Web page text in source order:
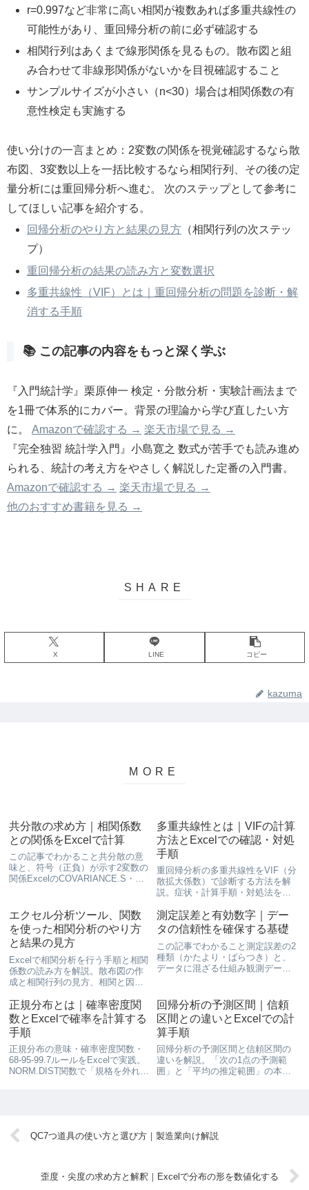
r=0.997など非常に高い相関が複数あれば多重共線性の
可能性があり、重回帰分析の前に必ず確認する
相関行列はあくまで線形関係を見るもの。散布図と組
み合わせて非線形関係がないかを目視確認すること
サンプルサイズが小さい（n<30）場合は相関係数の有
意性検定も実施する
使い分けの一言まとめ：2変数の関係を視覚確認するなら散
布図、3変数以上を一括比較するなら相関行列、その後の定
量分析には重回帰分析へ進む。 次のステップとして参考に
してほしい記事を紹介する。
回帰分析のやり方と結果の見方 （相関行列の次ステッ
プ）
重回帰分析の結果の読み方と変数選択
多重共線性（VIF）とは｜重回帰分析の問題を診断・解
消する手順
📚 この記事の内容をもっと深く学ぶ
『入門統計学』栗原伸一 検定・分散分析・実験計画法まで
を1冊で体系的にカバー。背景の理論から学び直したい方
に。
Amazonで確認する → 楽天市場で見る →
『完全独習 統計学入門』小島寛之 数式が苦手でも読み進め
られる、統計の考え方をやさしく解説した定番の入門書。
Amazonで確認する → 楽天市場で見る →
他のおすすめ書籍を見る →
X LINE コピー
kazuma
共分散の求め方｜相関係数
との関係をExcelで計算
この記事でわかること共分散の意
味と、符号（正負）が示す2変数の
関係ExcelのCOVARIANCE.S・
（r=共分散÷標準偏差の積）📌 前
提知識：標準偏差・分散の求め方
を...
多重共線性とは｜VIFの計算
方法とExcelでの確認・対処
手順
重回帰分析の多重共線性をVIF（分
散拡大係数）で診断する方法を解
説。症状・計算手順・対処法を
ます。
エクセル分析ツール、関数
を使った相関分析のやり方
と結果の見方
Excelで相関分析を行う手順と相関
係数の読み方を解説。散布図の作
成と相関行列の見方、相関と因果
します。回帰分析の前準備として
も役立ちます。
測定誤差と有効数字｜デー
タの信頼性を確保する基礎
この記事でわかること測定誤差の2
種類（かたより・ばらつき）と、
データに混ざる仕組み観測データ
め・平均値の桁数など、記録時の
実務ルール📌 前提知識：標準偏
差・分散の求め方を読ん...
正規分布とは｜確率密度関
数とExcelで確率を計算する
手順
正規分布の意味・確率密度関数・
68-95-99.7ルールをExcelで実践。
NORM.DIST関数で「規格を外れる
回帰分析の予測区間｜信頼
区間との違いとExcelでの計
算手順
回帰分析の予測区間と信頼区間の
違いを解説。「次の1点の予測範
囲」と「平均の推定範囲」の本質
QC7つ道具の使い方と選び方｜製造業向け解説
歪度・尖度の求め方と解釈｜Excelで分布の形を数値化する